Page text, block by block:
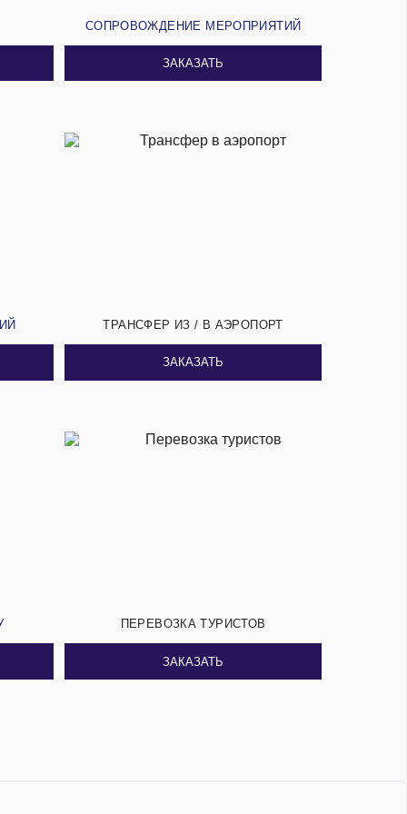
СОПРОВОЖДЕНИЕ МЕРОПРИЯТИЙ
ЗАКАЗАТЬ
ТРАНСФЕР ИЗ / В АЭРОПОРТ
ЗАКАЗАТЬ
ПЕРЕВОЗКА ТУРИСТОВ
ЗАКАЗАТЬ